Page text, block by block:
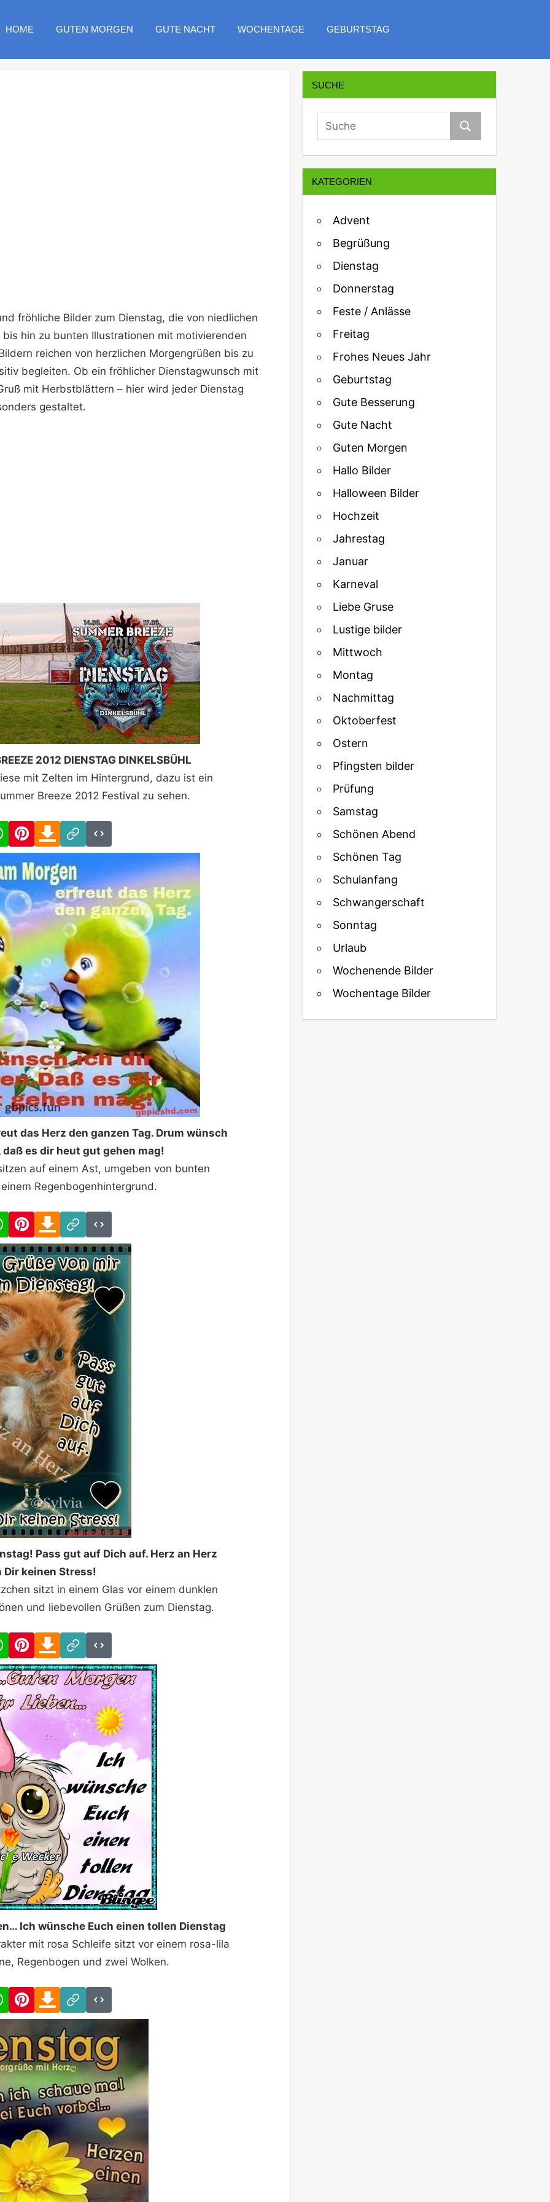
HOME GUTEN MORGEN GUTE NACHT WOCHENTAGE GEBURTSTAG
fröhliche Bilder zum Dienstag, die von niedlichen
hin zu bunten Illustrationen mit motivierenden
reichen von herzlichen Morgengrüßen bis zu
begleiten. Ob ein fröhlicher Dienstagwunsch mit
mit Herbstblättern – hier wird jeder Dienstag
gestaltet.
2012 DIENSTAG DINKELSBÜHL
mit Zelten im Hintergrund, dazu ist ein
Breeze 2012 Festival zu sehen.
WhatsAppPinterestDownload
Link
das Herz den ganzen Tag. Drum wünsch
es dir heut gut gehen mag!
auf einem Ast, umgeben von bunten
Regenbogenhintergrund.
WhatsAppPinterestDownload
Link
Pass gut auf Dich auf. Herz an Herz
Dir keinen Stress!
sitzt in einem Glas vor einem dunklen
und liebevollen Grüßen zum Dienstag.
WhatsAppPinterestDownload
Link
Ich wünsche Euch einen tollen Dienstag
mit rosa Schleife sitzt vor einem rosa-lila
Regenbogen und zwei Wolken.
WhatsAppPinterestDownload
Link
SUCHE
KATEGORIEN
Advent
Begrüßung
Dienstag
Donnerstag
Feste / Anlässe
Freitag
Frohes Neues Jahr
Geburtstag
Gute Besserung
Gute Nacht
Guten Morgen
Hallo Bilder
Halloween Bilder
Hochzeit
Jahrestag
Januar
Karneval
Liebe Gruse
Lustige bilder
Mittwoch
Montag
Nachmittag
Oktoberfest
Ostern
Pfingsten bilder
Prüfung
Samstag
Schönen Abend
Schönen Tag
Schulanfang
Schwangerschaft
Sonntag
Urlaub
Wochenende Bilder
Wochentage Bilder